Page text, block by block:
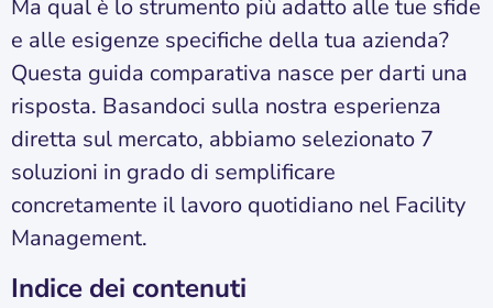
Ma qual è lo strumento più adatto alle tue sfide
e alle esigenze specifiche della tua azienda?
Questa guida comparativa nasce per darti una
risposta. Basandoci sulla nostra esperienza
diretta sul mercato, abbiamo selezionato 7
soluzioni in grado di semplificare
concretamente il lavoro quotidiano nel Facility
Management.
Indice dei contenuti